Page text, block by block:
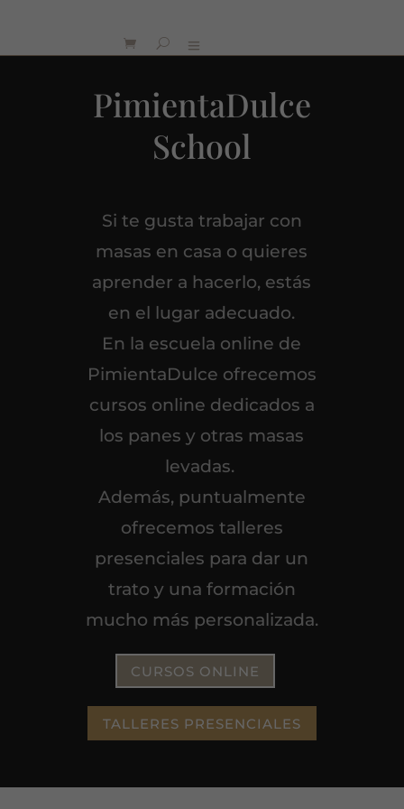
PimientaDulce
School
Si te gusta trabajar con
masas en casa o quieres
aprender a hacerlo, estás
en el lugar adecuado.
En la escuela online de
PimientaDulce ofrecemos
cursos online dedicados a
los panes y otras masas
levadas.
Además, puntualmente
ofrecemos talleres
presenciales para dar un
trato y una formación
mucho más personalizada.
CURSOS ONLINE
TALLERES PRESENCIALES